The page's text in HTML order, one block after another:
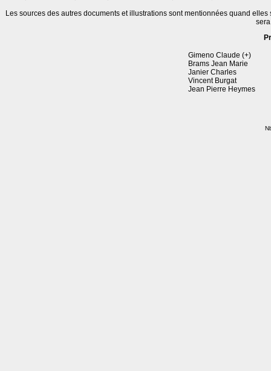
Les sources des autres documents et illustrations sont mentionnées quand
Gimeno Claude (+)
Brams Jean Marie
Janier Charles
Vincent Burgat
Jean Pierre Heymes